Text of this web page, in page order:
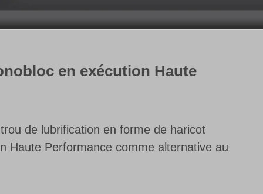
en exécution Haute
de lubrification en forme de haricot
Haute Performance comme alternative au